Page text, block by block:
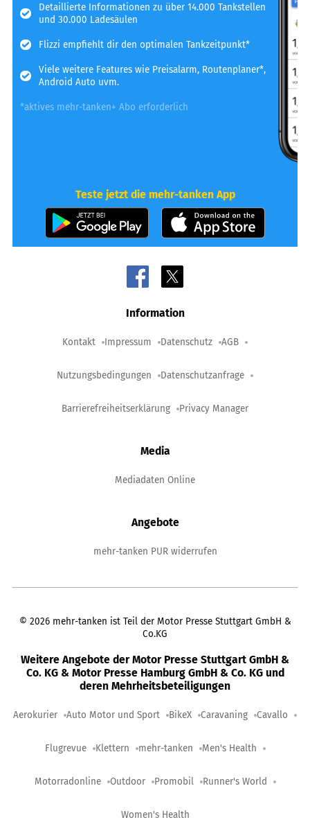
Detaillierte Informationen zu über 14.000 Tankstellen
und 30.000 Ladesäulen
Flizzi empfiehlt dir den optimalen Tankzeitpunkt*
Viele weitere Features wie Preisalarm, Routenplaner*,
Android Auto uvm.
*aktives mehr-tanken+ Abo erforderlich
Teste jetzt die mehr-tanken App
Information
Kontakt Impressum Datenschutz AGB
Nutzungsbedingungen Datenschutzanfrage
Barrierefreiheitserklärung Privacy Manager
Media
Mediadaten Online
Angebote
mehr-tanken PUR widerrufen
© 2026 mehr-tanken ist Teil der Motor Presse Stuttgart GmbH &
Co.KG
Weitere Angebote der Motor Presse Stuttgart GmbH &
Co. KG & Motor Presse Hamburg GmbH & Co. KG und
deren Mehrheitsbeteiligungen
Aerokurier Auto Motor und Sport BikeX Caravaning Cavallo
Flugrevue Klettern mehr-tanken Men's Health
Motorradonline Outdoor Promobil Runner's World
Women's Health